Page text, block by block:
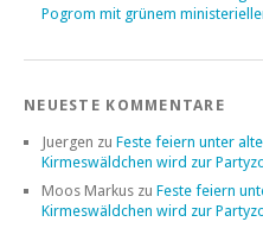
Pogrom mit grünem
NEUESTE KOMMENTARE
Juergen zu Feste feiern unter
Kirmeswäldchen wird zur
Moos Markus zu Feste feiern
Kirmeswäldchen wird zur